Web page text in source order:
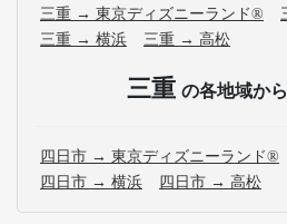
三重 → 東京ディズニーランド®
三重 → 横浜
三重 → 高松
三重 の各地域か
四日市 → 東京ディズニーランド®
四日市 → 横浜
四日市 → 高松